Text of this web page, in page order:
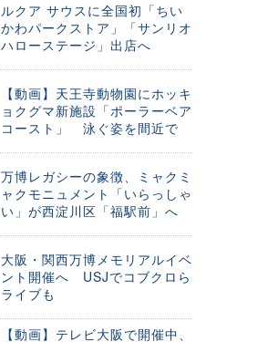
ルクア サウスに全国初「ちい
かわパークストア」「サンリオ
ハローステージ」出店へ
【動画】天王寺動物園にホッキ
ョクグマ新施設「ポーラーベア
コースト」 泳ぐ姿を間近で
万博レガシーの象徴、ミャクミ
ャクモニュメント「いらっしゃ
い」が西淀川区「福駅前」へ
大阪・関西万博メモリアルイベ
ント開催へ USJでコブクロら
ライブも
【動画】テレビ大阪で開催中、